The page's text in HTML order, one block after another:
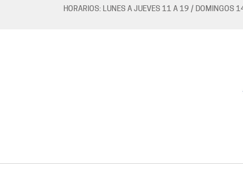
HORARIOS: LUNES A JUEVES 11 A 19 / DOMINGOS